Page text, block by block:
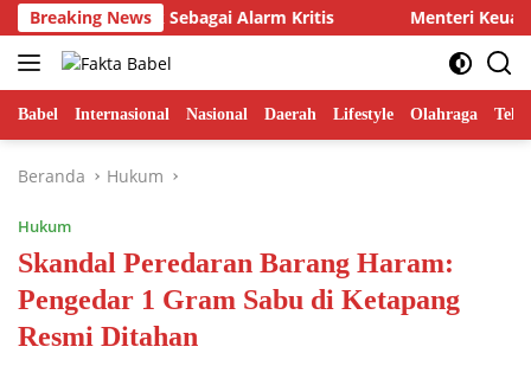
Langsung
ke
konten
Breaking News
Trenggalek Sebagai Alarm Kritis Menteri Keuangan
Babel Internasional Nasional Daerah Lifestyle Olahraga
Beranda Hukum
Hukum
Skandal Peredaran Barang Haram:
Pengedar 1 Gram Sabu di Ketapang
Resmi Ditahan